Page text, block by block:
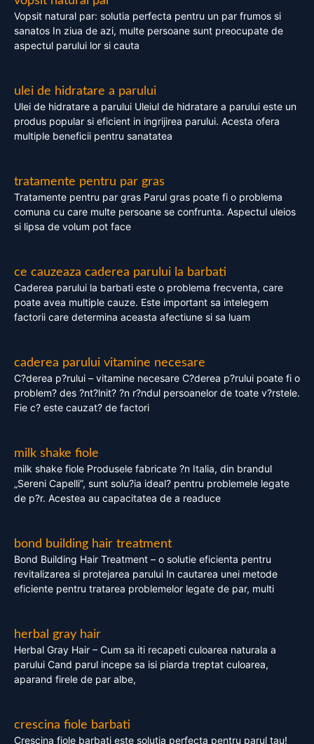
Vopsit natural par: solutia perfecta pentru un par frumos si
sanatos In ziua de azi, multe persoane sunt preocupate de
aspectul parului lor si cauta
ulei de hidratare a parului
Ulei de hidratare a parului Uleiul de hidratare a parului este un
produs popular si eficient in ingrijirea parului. Acesta ofera
multiple beneficii pentru sanatatea
tratamente pentru par gras
Tratamente pentru par gras Parul gras poate fi o problema
comuna cu care multe persoane se confrunta. Aspectul uleios
si lipsa de volum pot face
ce cauzeaza caderea parului la barbati
Caderea parului la barbati este o problema frecventa, care
poate avea multiple cauze. Este important sa intelegem
factorii care determina aceasta afectiune si sa luam
caderea parului vitamine necesare
C?derea p?rului – vitamine necesare C?derea p?rului poate fi o
problem? des ?nt?lnit? ?n r?ndul persoanelor de toate v?rstele.
Fie c? este cauzat? de factori
milk shake fiole
milk shake fiole Produsele fabricate ?n Italia, din brandul
„Sereni Capelli”, sunt solu?ia ideal? pentru problemele legate
de p?r. Acestea au capacitatea de a readuce
bond building hair treatment
Bond Building Hair Treatment – o solutie eficienta pentru
revitalizarea si protejarea parului In cautarea unei metode
eficiente pentru tratarea problemelor legate de par, multi
herbal gray hair
Herbal Gray Hair – Cum sa iti recapeti culoarea naturala a
parului Cand parul incepe sa isi piarda treptat culoarea,
aparand firele de par albe,
crescina fiole barbati
Crescina fiole barbati este solutia perfecta pentru parul tau!